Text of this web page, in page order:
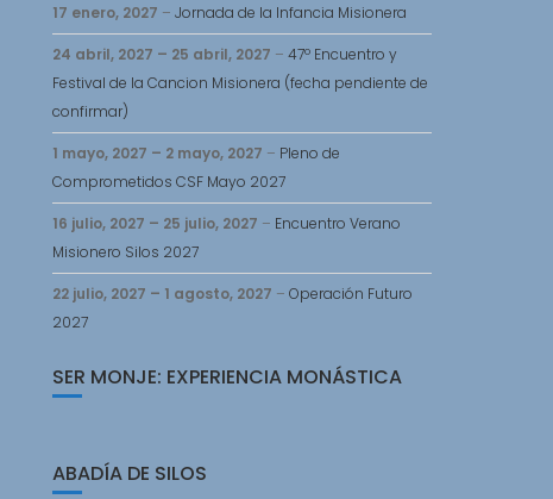
17 enero, 2027 – Jornada de la Infancia Misionera
24 abril, 2027 – 25 abril, 2027 – 47º Encuentro y
Festival de la Cancion Misionera (fecha pendiente de
confirmar)
1 mayo, 2027 – 2 mayo, 2027 – Pleno de
Comprometidos CSF Mayo 2027
16 julio, 2027 – 25 julio, 2027 – Encuentro Verano
Misionero Silos 2027
22 julio, 2027 – 1 agosto, 2027 – Operación Futuro
2027
SER MONJE: EXPERIENCIA MONÁSTICA
ABADÍA DE SILOS